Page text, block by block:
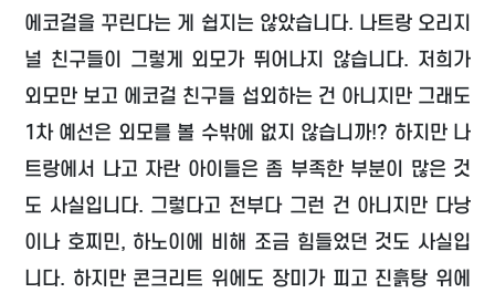
에코걸을 꾸린다는 게 쉽지는 않았습니다. 나트랑 오리지
널 친구들이 그렇게 외모가 뛰어나지 않습니다. 저희가
외모만 보고 에코걸 친구들 섭외하는 건 아니지만 그래도
1차 예선은 외모를 볼 수밖에 없지 않습니까!? 하지만 나
트랑에서 나고 자란 아이들은 좀 부족한 부분이 많은 것
도 사실입니다. 그렇다고 전부다 그런 건 아니지만 다낭
이나 호찌민, 하노이에 비해 조금 힘들었던 것도 사실입
니다. 하지만 콘크리트 위에도 장미가 피고 진흙탕 위에